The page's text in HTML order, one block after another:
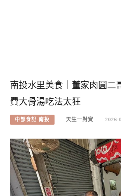
南投水里美食｜董家肉圓二
費大骨湯吃法太狂
中部食記-南投 天生一對寶 2026-